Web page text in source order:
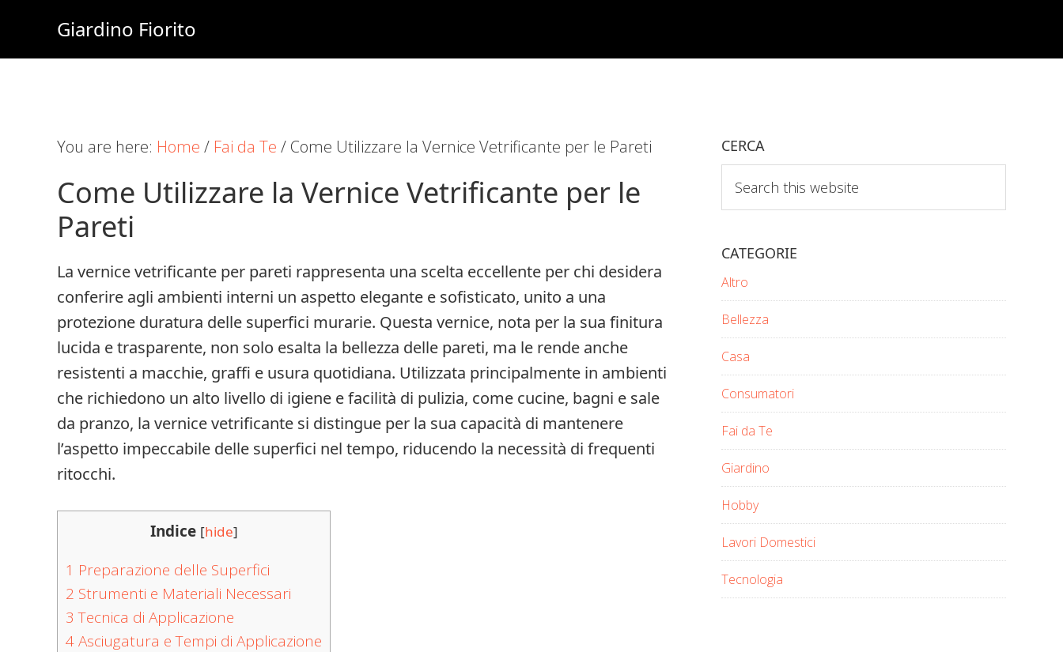
main
primary
footer
Giardino Fiorito
You are here: Home / Fai da Te / Come Utilizzare la Vernice Vetrificante per le Pareti
Come Utilizzare la Vernice Vetrificante per le
Pareti
La vernice vetrificante per pareti rappresenta una scelta eccellente per chi desidera
conferire agli ambienti interni un aspetto elegante e sofisticato, unito a una
protezione duratura delle superfici murarie. Questa vernice, nota per la sua finitura
lucida e trasparente, non solo esalta la bellezza delle pareti, ma le rende anche
resistenti a macchie, graffi e usura quotidiana. Utilizzata principalmente in ambienti
che richiedono un alto livello di igiene e facilità di pulizia, come cucine, bagni e sale
da pranzo, la vernice vetrificante si distingue per la sua capacità di mantenere
l’aspetto impeccabile delle superfici nel tempo, riducendo la necessità di frequenti
ritocchi.
Indice [hide]
1 Preparazione delle Superfici
2 Strumenti e Materiali Necessari
3 Tecnica di Applicazione
4Asciugatura e Tempi di Applicazione
CERCA
this
website
CATEGORIE
Altro
Bellezza
Casa
Consumatori
Fai da Te
Giardino
Hobby
Lavori Domestici
Tecnologia